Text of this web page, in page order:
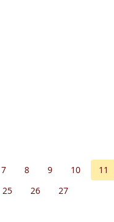
7 8 9 10 11
25 26 27